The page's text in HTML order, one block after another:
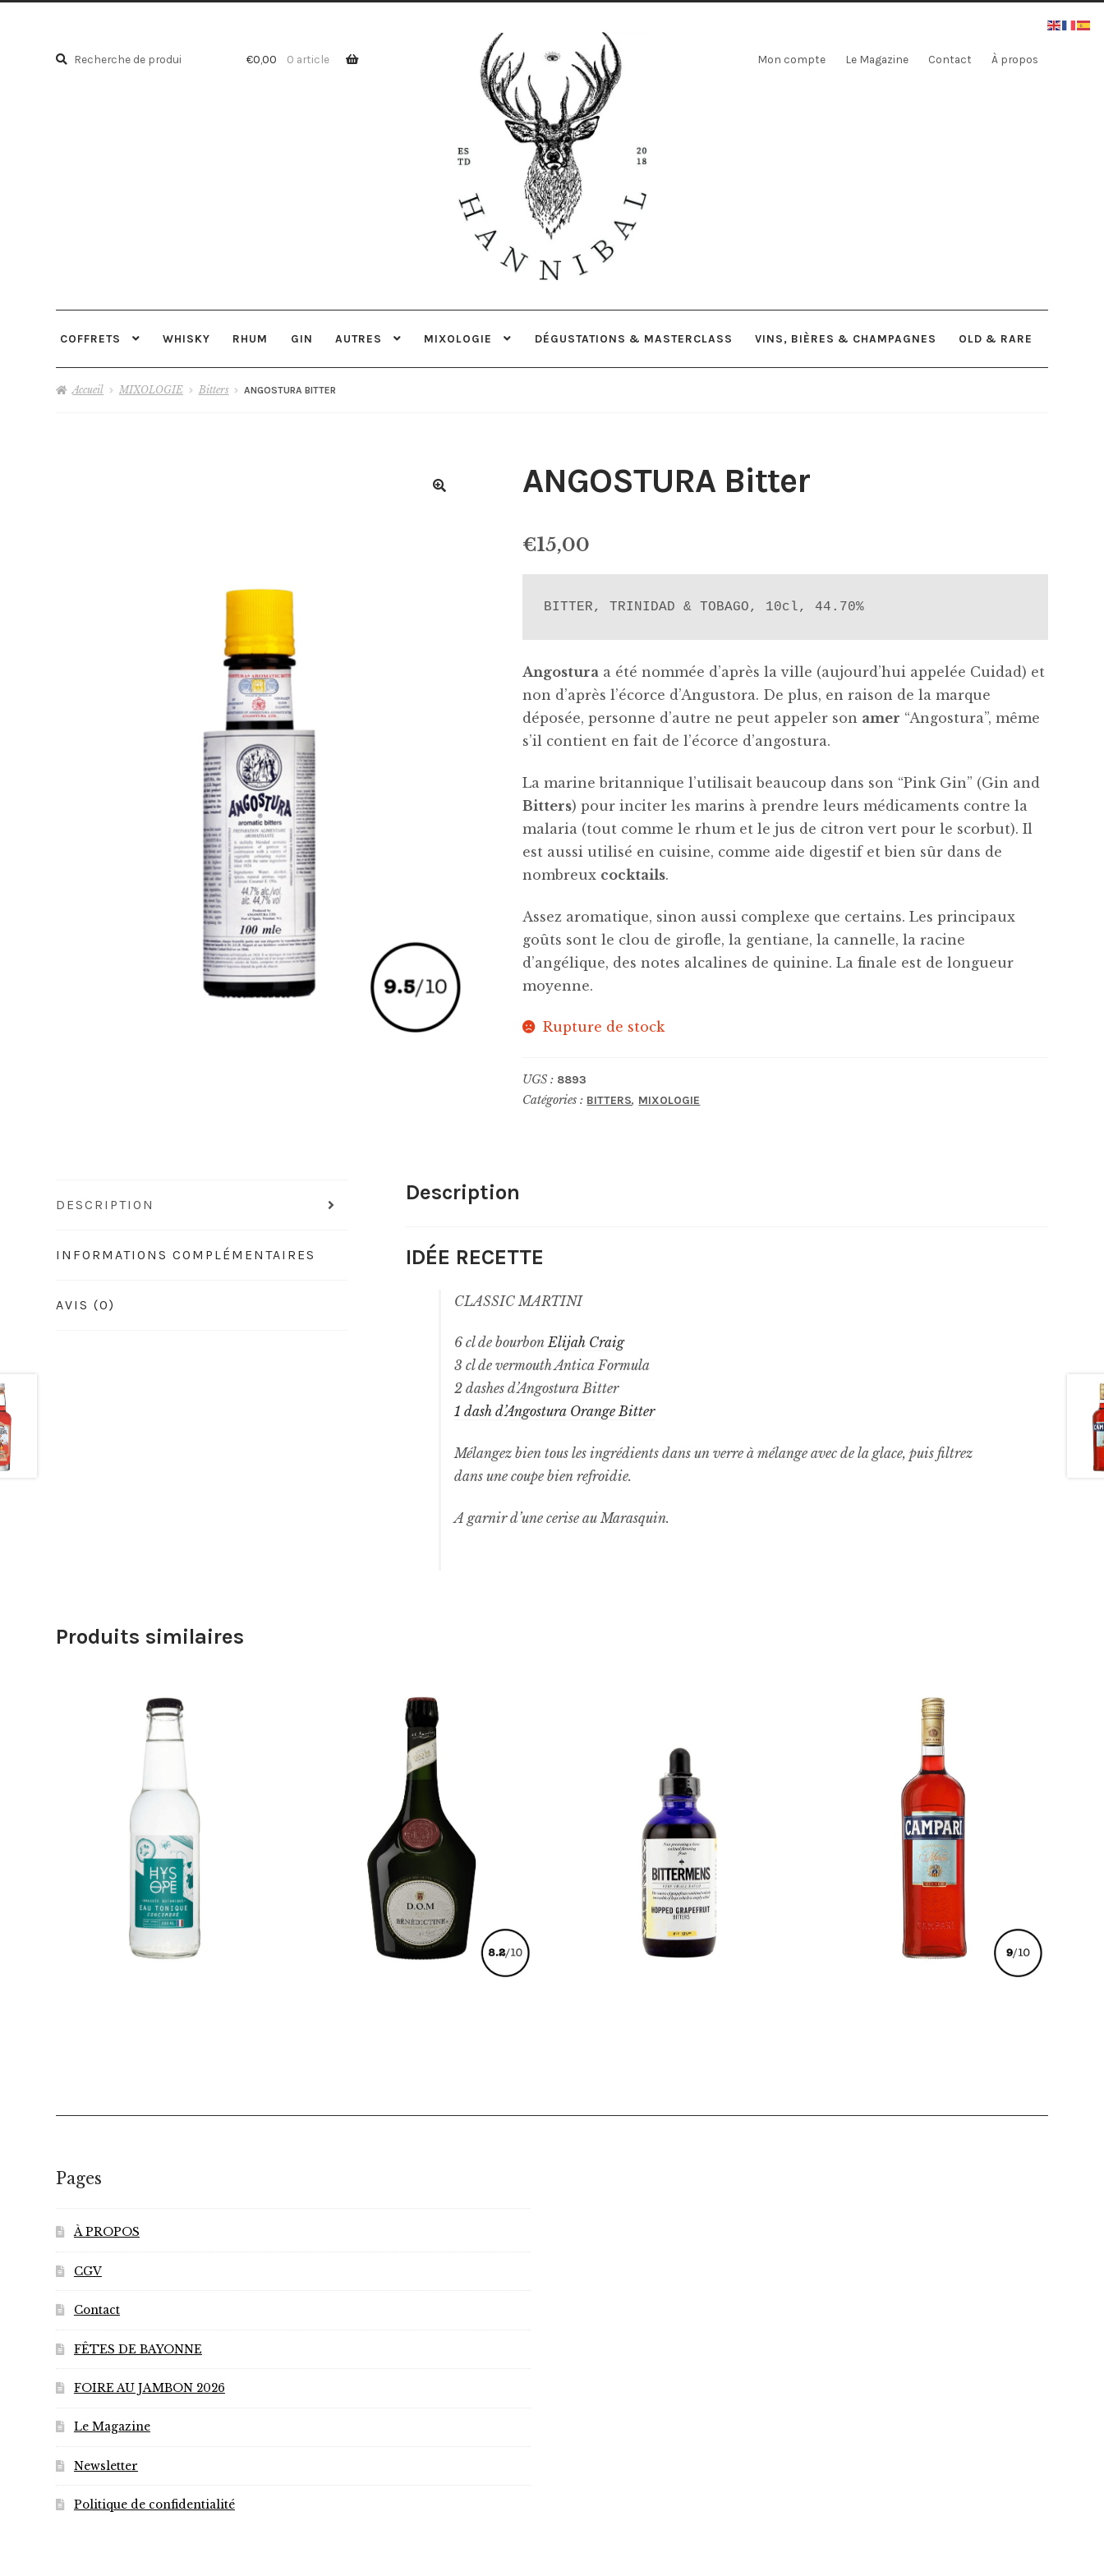
Recherche
Recherche
€0,00 0 article Mon compte Le Magazine Contact À propos
COFFRETS WHISKY RHUM GIN AUTRES MIXOLOGIE DÉGUSTATIONS & MASTERCLASS VINS, BIÈRES & CHAMPAGNES OLD & RARE
Accueil MIXOLOGIE Bitters ANGOSTURA BITTER
ANGOSTURA Bitter
€15,00
BITTER, TRINIDAD & TOBAGO, 10cl, 44.70%
Angostura a été nommée d’après la ville (aujourd’hui appelée Cuidad) et
non d’après l’écorce d’Angustora. De plus, en raison de la marque
déposée, personne d’autre ne peut appeler son amer “Angostura”, même
s’il contient en fait de l’écorce d’angostura.
La marine britannique l’utilisait beaucoup dans son “Pink Gin” (Gin and
Bitters) pour inciter les marins à prendre leurs médicaments contre la
malaria (tout comme le rhum et le jus de citron vert pour le scorbut). Il
est aussi utilisé en cuisine, comme aide digestif et bien sûr dans de
nombreux cocktails.
Assez aromatique, sinon aussi complexe que certains. Les principaux
goûts sont le clou de girofle, la gentiane, la cannelle, la racine
d’angélique, des notes alcalines de quinine. La finale est de longueur
moyenne.
Rupture de stock
UGS : 8893
Catégories : BITTERS, MIXOLOGIE
DESCRIPTION
INFORMATIONS COMPLÉMENTAIRES
AVIS (0)
Description
IDÉE RECETTE
CLASSIC MARTINI
6 cl de bourbonElijah Craig
3 cl de vermouth Antica Formula
2 dashes d’Angostura Bitter
1 dash d’Angostura Orange Bitter
Mélangez bien tous les ingrédients dans un verre à mélange avec de la glace, puis filtrez
dans une coupe bien refroidie.
A garnir d’une cerise au Marasquin.
Produits similaires
€1,95 €21,00 €22,00
Pages
À PROPOS
CGV
Contact
FÊTES DE BAYONNE
FOIRE AU JAMBON 2026
Le Magazine
Newsletter
Politique de confidentialité